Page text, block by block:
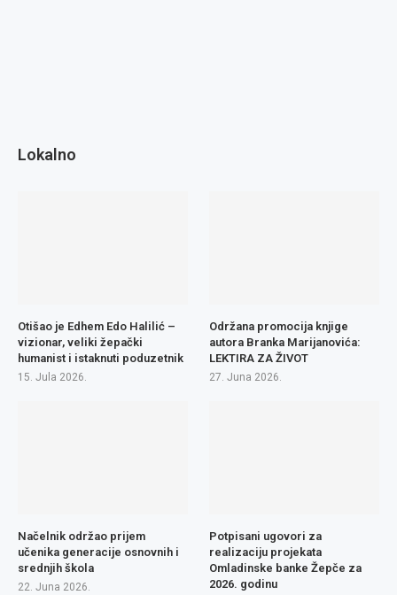
Lokalno
Otišao je Edhem Edo Halilić –
vizionar, veliki žepački
humanist i istaknuti poduzetnik
15. Jula 2026.
Održana promocija knjige
autora Branka Marijanovića:
LEKTIRA ZA ŽIVOT
27. Juna 2026.
Načelnik održao prijem
učenika generacije osnovnih i
srednjih škola
22. Juna 2026.
Potpisani ugovori za
realizaciju projekata
Omladinske banke Žepče za
2026. godinu